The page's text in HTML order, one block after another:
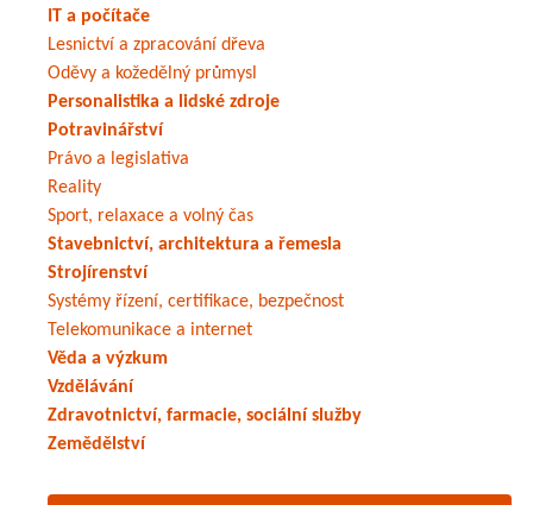
IT a počítače
Lesnictví a zpracování dřeva
Oděvy a kožedělný průmysl
Personalistika a lidské zdroje
Potravinářství
Právo a legislativa
Reality
Sport, relaxace a volný čas
Stavebnictví, architektura a řemesla
Strojírenství
Systémy řízení, certifikace, bezpečnost
Telekomunikace a internet
Věda a výzkum
Vzdělávání
Zdravotnictví, farmacie, sociální služby
Zemědělství